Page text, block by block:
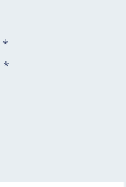
*
*